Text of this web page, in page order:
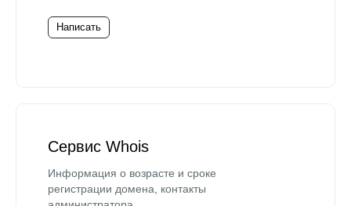
Написать
Сервис Whois
Информация о возрасте и сроке
регистрации домена, контакты